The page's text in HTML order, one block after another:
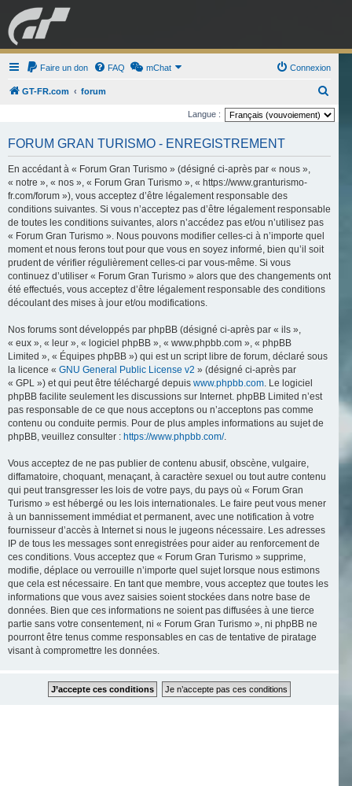
GRAN TURISMO FORUM
BOUTIQUE
Faire un don FAQ mChat Connexion
GT-FR.com forum
e
Langue :
FORUM GRAN TURISMO - ENREGISTREMENT
En accédant à « Forum Gran Turismo » (désigné ci-après par « nous »,
« notre », « nos », « Forum Gran Turismo », « https://www.granturismo-
fr.com/forum »), vous acceptez d’être légalement responsable des
conditions suivantes. Si vous n’acceptez pas d’être légalement responsable
de toutes les conditions suivantes, alors n’accédez pas et/ou n’utilisez pas
« Forum Gran Turismo ». Nous pouvons modifier celles-ci à n’importe quel
moment et nous ferons tout pour que vous en soyez informé, bien qu’il soit
prudent de vérifier régulièrement celles-ci par vous-même. Si vous
continuez d’utiliser « Forum Gran Turismo » alors que des changements ont
été effectués, vous acceptez d’être légalement responsable des conditions
découlant des mises à jour et/ou modifications.
Nos forums sont développés par phpBB (désigné ci-après par « ils »,
« eux », « leur », « logiciel phpBB », « www.phpbb.com », « phpBB
Limited », « Équipes phpBB ») qui est un script libre de forum, déclaré sous
la licence « GNU General Public License v2 » (désigné ci-après par
« GPL ») et qui peut être téléchargé depuis www.phpbb.com. Le logiciel
phpBB facilite seulement les discussions sur Internet. phpBB Limited n’est
pas responsable de ce que nous acceptons ou n’acceptons pas comme
contenu ou conduite permis. Pour de plus amples informations au sujet de
phpBB, veuillez consulter : https://www.phpbb.com/.
Vous acceptez de ne pas publier de contenu abusif, obscène, vulgaire,
diffamatoire, choquant, menaçant, à caractère sexuel ou tout autre contenu
qui peut transgresser les lois de votre pays, du pays où « Forum Gran
Turismo » est hébergé ou les lois internationales. Le faire peut vous mener
à un bannissement immédiat et permanent, avec une notification à votre
fournisseur d’accès à Internet si nous le jugeons nécessaire. Les adresses
IP de tous les messages sont enregistrées pour aider au renforcement de
ces conditions. Vous acceptez que « Forum Gran Turismo » supprime,
modifie, déplace ou verrouille n’importe quel sujet lorsque nous estimons
que cela est nécessaire. En tant que membre, vous acceptez que toutes les
informations que vous avez saisies soient stockées dans notre base de
données. Bien que ces informations ne soient pas diffusées à une tierce
partie sans votre consentement, ni « Forum Gran Turismo », ni phpBB ne
pourront être tenus comme responsables en cas de tentative de piratage
visant à compromettre les données.